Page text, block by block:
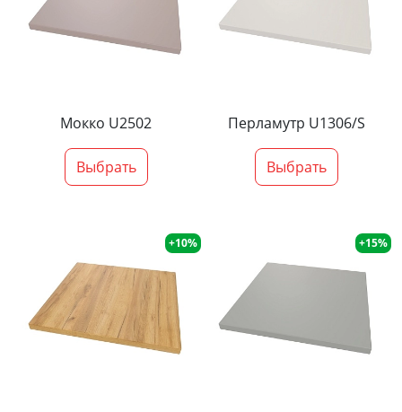
Мокко U2502
Выбрать
Перламутр U1306/S
Выбрать
+10% +15%